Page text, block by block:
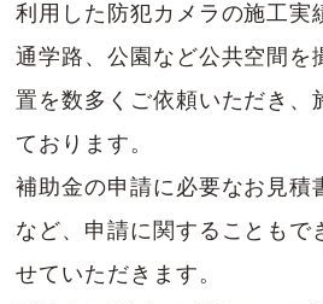
利用した防犯カメラの施工実
通学路、公園など公共空間を
置を数多くご依頼いただき、
ております。
補助金の申請に必要なお見積
など、申請に関することもで
せていただきます。